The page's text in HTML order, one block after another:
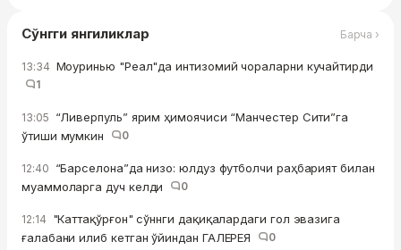
Сўнгги янгиликлар Барча ›
13:34 Моуринью "Реал"да интизомий чораларни кучайтирди
1
13:05 “Ливерпуль” ярим ҳимоячиси “Манчестер Сити”га
ўтиши мумкин
0
12:40 “Барселона”да низо: юлдуз футболчи раҳбарият билан
муаммоларга дуч келди
0
12:14 "Каттақўрғон" сўннги дақиқалардаги гол эвазига
ғалабани илиб кетган ўйиндан ГАЛЕРЕЯ
0